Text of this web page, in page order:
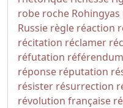
robe roche Rohingyas
Russie règle réaction
récitation réclamer
réfutation référendum
réponse réputation
résister résurrection
révolution française